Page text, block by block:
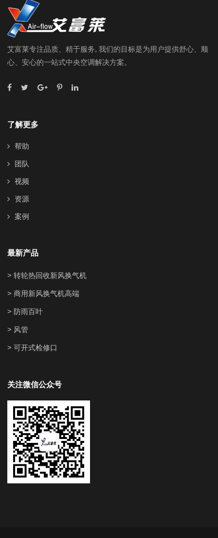
艾富莱专注品质、精于服务, 我们的目标是为用户提供舒心、顺
心、安心的一站式中央空调解决方案。
了解更多
帮助
团队
视频
资源
案例
最新产品
> 转轮热回收新风换气机
> 商用新风换气机高端
> 防雨百叶
> 风管
> 可开式检修口
关注微信公众号